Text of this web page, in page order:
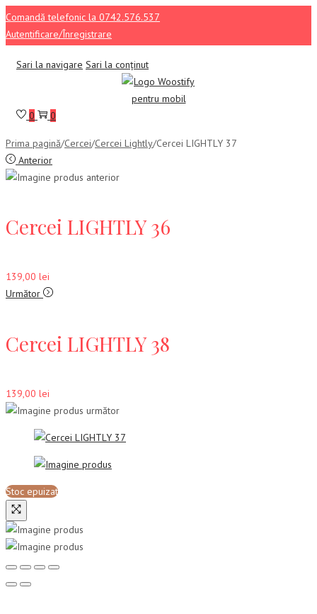
Comandă telefonic la 0742.576.537
Autentificare/Înregistrare
Sari la navigare Sari la conținut
0 0
Prima pagină/Cercei/Cercei Lightly/Cercei LIGHTLY 37
Anterior
Cercei LIGHTLY 36
139,00 lei
Următor
Cercei LIGHTLY 38
139,00 lei
Stoc epuizat